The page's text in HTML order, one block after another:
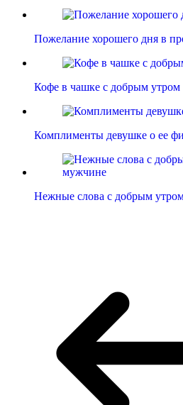
Пожелание хорошего дня в
Кофе в чашке с добрым утром
Комплименты девушке о ее
Нежные слова с добрым